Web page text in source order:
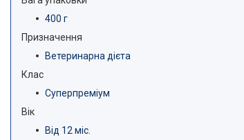
400 г
Призначення
Ветеринарна дієта
Клас
Суперпреміум
Вік
Від 12 міс.